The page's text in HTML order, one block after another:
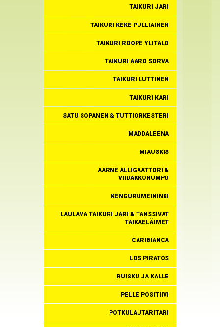
TAIKURI JARI
TAIKURI KEKE PULLIAINEN
TAIKURI ROOPE YLITALO
TAIKURI AARO SORVA
TAIKURI LUTTINEN
TAIKURI KARI
SATU SOPANEN & TUTTIORKESTERI
MADDALEENA
MIAUSKIS
AARNE ALLIGAATTORI &
VIIDAKKORUMPU
KENGURUMEININKI
LAULAVA TAIKURI JARI & TANSSIVAT
TAIKAELÄIMET
CARIBIANCA
LOS PIRATOS
RUISKU JA KALLE
PELLE POSITIIVI
POTKULAUTARITARI